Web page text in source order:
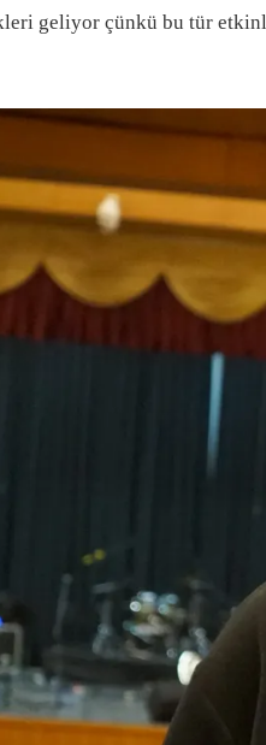
geliyor çünkü bu tür